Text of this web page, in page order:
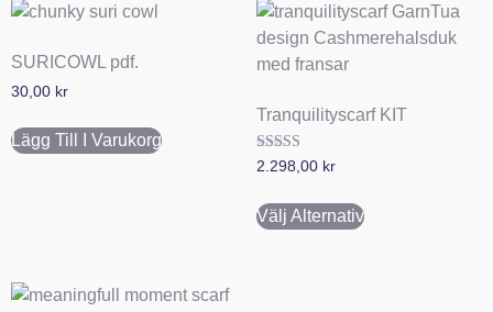
SURICOWL pdf.
30,00 kr
Lägg Till I Varukorg
Tranquilityscarf KIT
Betygsatt
2.298,00 kr
Välj Alternativ